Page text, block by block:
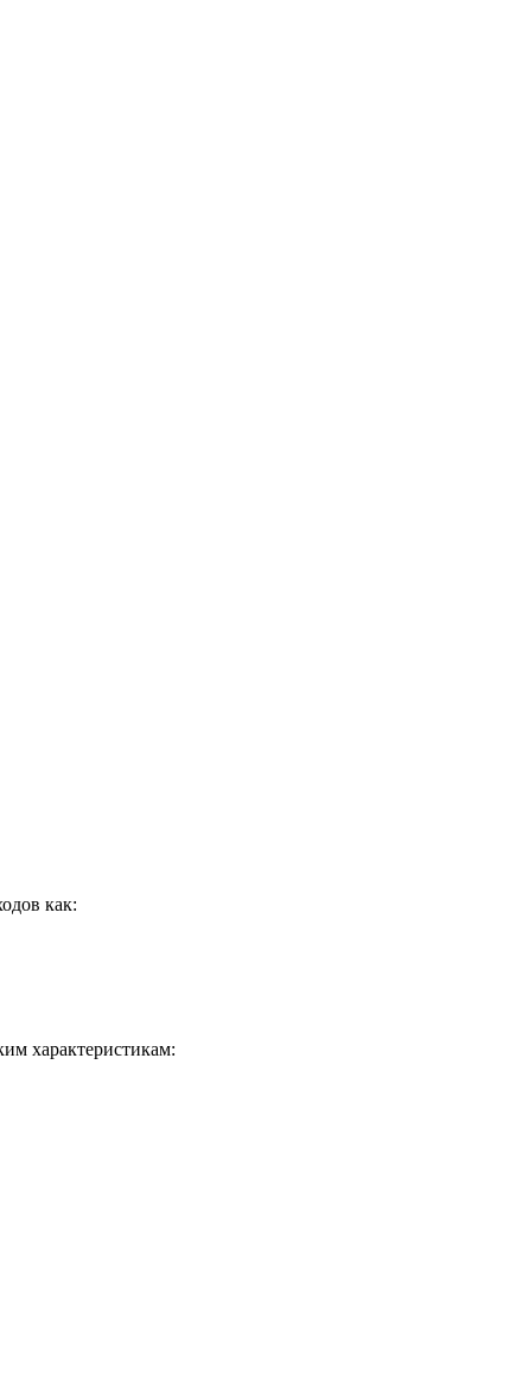
как:
характеристикам: